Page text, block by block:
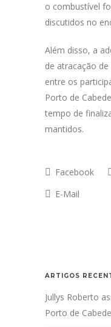
o combustível
discutidos no
Além disso, a
de atracação
entre os
Porto de
tempo de
mantidos.
Facebook
E-Mail
ARTIGOS
Jullys Roberto
Porto de